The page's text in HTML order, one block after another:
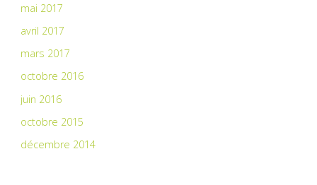
mai 2017
avril 2017
mars 2017
octobre 2016
juin 2016
octobre 2015
décembre 2014